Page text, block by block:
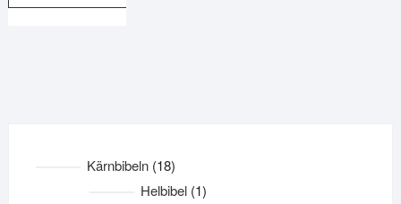
Kärnbibeln 1818
produkter
Helbibel 11